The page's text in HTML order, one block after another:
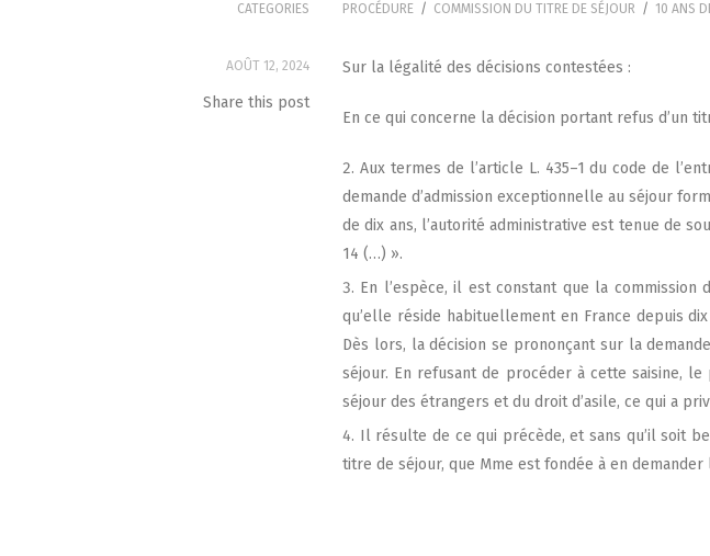
CATEGORIES PROCÉDURE / COMMISSION DU TITRE DE SÉJOUR / 10 ANS
AOÛT 12, 2024
Share this post
Sur la léga­li­té des déci­sions contestées :
En ce qui concerne la déci­sion por­tant refus d’un
Aux termes de l’article L. 435–1 du code de
demande d’admission excep­tion­nelle au séjour
de dix ans, l’autorité admi­nis­tra­tive est tenue de
14 (…) ».
En l’espèce, il est constant que la
qu’elle réside habi­tuel­le­ment en France depuis
Dès lors, la déci­sion se pro­non­çant sur la
séjour. En refu­sant de pro­cé­der à cette sai­sine,
séjour des étran­gers et du droit d’asile, ce qui a
Il résulte de ce qui pré­cède, et sans qu’il soit
titre de séjour, que Mme est fon­dée à en deman­der